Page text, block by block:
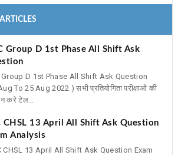
Group D 1st Phase All Shift Ask
Group D 1st Phase All Shift Ask Question
To 25 Aug 2022 ) सभी प्रतियोगिता परीक्षाओं की
करे टेल...
CHSL 13 April All Shift Ask Question
Analysis
CHSL 13 April All Shift Ask Question Exam